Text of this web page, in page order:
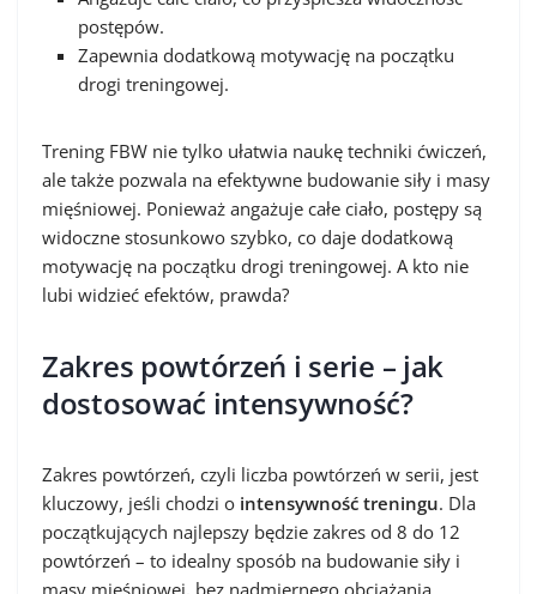
postępów.
Zapewnia dodatkową motywację na początku
drogi treningowej.
Trening FBW nie tylko ułatwia naukę techniki ćwiczeń,
ale także pozwala na efektywne budowanie siły i masy
mięśniowej. Ponieważ angażuje całe ciało, postępy są
widoczne stosunkowo szybko, co daje dodatkową
motywację na początku drogi treningowej. A kto nie
lubi widzieć efektów, prawda?
Zakres powtórzeń i serie – jak
dostosować intensywność?
Zakres powtórzeń, czyli liczba powtórzeń w serii, jest
kluczowy, jeśli chodzi o intensywność treningu. Dla
początkujących najlepszy będzie zakres od 8 do 12
powtórzeń – to idealny sposób na budowanie siły i